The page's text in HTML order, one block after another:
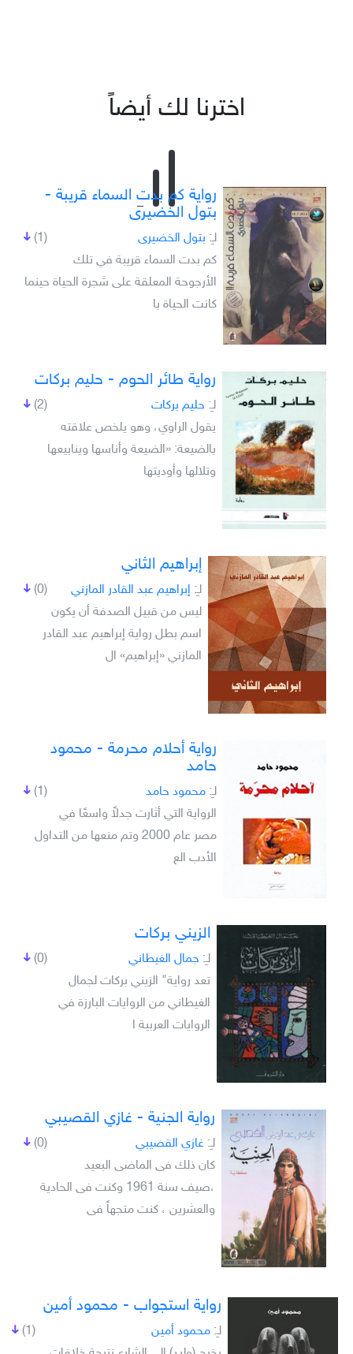
اخترنا لك أيضاً
رواية كم بدت السماء قريبة -
بتول الخضيرى
(1) لـِ: بتول الخضيرى
كم بدت السماء قريبة في تلك
الأرجوحة المعلقة على شجرة الحياة حينما
كانت الحياة با
رواية طائر الحوم - حليم بركات
(2) لـِ: حليم بركات
يقول الراوي، وهو يلخص علاقته
بالضيعة: «الضيعة وأناسها وينابيعها
وتلالها وأوديتها
إبراهيم الثاني
(0) لـِ: إبراهيم عبد القادر المازني
ليس من قبيل الصدفة أن يكون
اسم بطل رواية إبراهيم عبد القادر
المازني «إبراهيم» ال
رواية أحلام محرمة - محمود
حامد
(1) لـِ: محمود حامد
الرواية التي أثارت جدلاً واسعًا في
مصر عام 2000 وتم منعها من التداول
الأدب الع
الزيني بركات
(0) لـِ: جمال الغيطاني
تعد رواية" الزيني بركات لجمال
الغيطاني من الروايات البارزة في
الروايات العربية ا
رواية الجنية - غازي القصيبي
(0) لـِ: غازي القصيبي
كان ذلك فى الماضى البعيد
،صيف سنة 1961 وكنت فى الحادية
والعشرين ، كنت متجهاً فى
رواية استجواب - محمود أمين
(1) لـِ: محمود أمين